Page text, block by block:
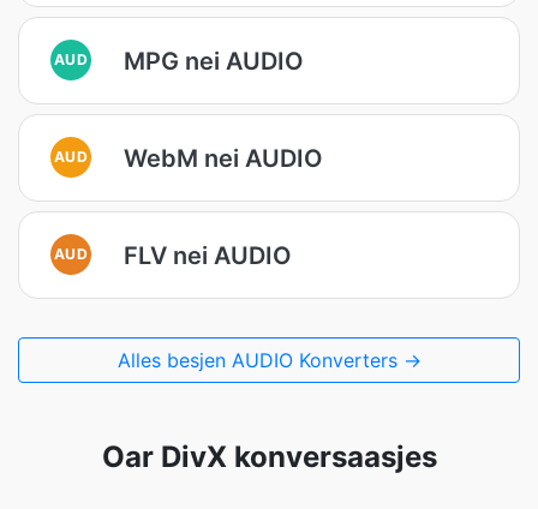
AUD MPG nei AUDIO
AUD WebM nei AUDIO
AUD FLV nei AUDIO
Alles besjen AUDIO Konverters →
Oar DivX konversaasjes